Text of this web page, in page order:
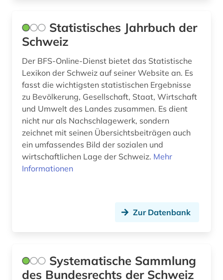
rechtsgeschichte (2)
rechtsprechung (1)
rechtswissenschaft (2)
regierung (1)
rheinland-pfalz (1)
schaffhausen (stadt) (1)
Statistisches Jahrbuch der
Schweiz
Der BFS-Online-Dienst bietet das Statistische
Lexikon der Schweiz auf seiner Website an. Es
fasst die wichtigsten statistischen Ergebnisse
zu Bevölkerung, Gesellschaft, Staat, Wirtschaft
und Umwelt des Landes zusammen. Es dient
nicht nur als Nachschlagewerk, sondern
zeichnet mit seinen Übersichtsbeiträgen auch
ein umfassendes Bild der sozialen und
wirtschaftlichen Lage der Schweiz. Mehr
Informationen
Zur Datenbank
Systematische Sammlung
des Bundesrechts der Schweiz